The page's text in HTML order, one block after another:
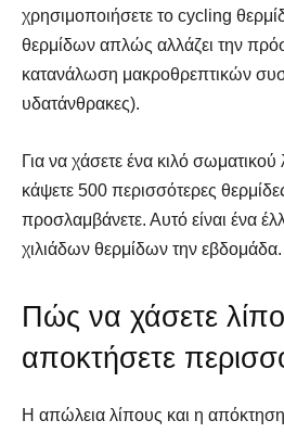
χρησιμοποιήσετε το cycling
θερμίδων απλώς αλλάζει την
κατανάλωση μακροθρεπτικών
υδατάνθρακες).
Για να χάσετε ένα κιλό
κάψετε 500 περισσότερες
προσλαμβάνετε. Αυτό είναι ένα
χιλιάδων θερμίδων την εβδομάδα.
Πώς να χάσετε
αποκτήσετε
Η απώλεια λίπους και η